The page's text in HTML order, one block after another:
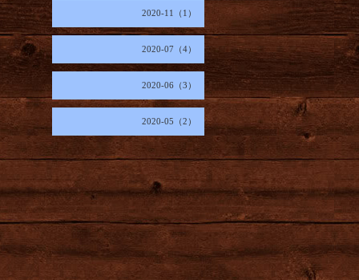
2020-11（1）
2020-07（4）
2020-06（3）
2020-05（2）